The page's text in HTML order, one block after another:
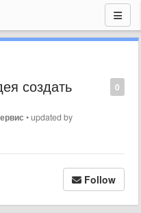
0
создать
•updated by
Follow